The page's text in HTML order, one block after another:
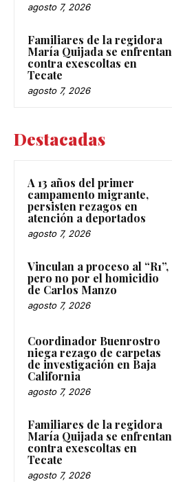
agosto 7, 2026
Familiares de la regidora
María Quijada se enfrentan
contra exescoltas en
Tecate
agosto 7, 2026
Destacadas
A 13 años del primer
campamento migrante,
persisten rezagos en
atención a deportados
agosto 7, 2026
Vinculan a proceso al “R1”,
pero no por el homicidio
de Carlos Manzo
agosto 7, 2026
Coordinador Buenrostro
niega rezago de carpetas
de investigación en Baja
California
agosto 7, 2026
Familiares de la regidora
María Quijada se enfrentan
contra exescoltas en
Tecate
agosto 7, 2026